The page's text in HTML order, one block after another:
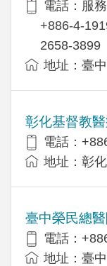
電話：服
+886-4-
2658-3899
地址：臺
彰化基督教
電話：
地址：彰
臺中榮民總
電話：
地址：臺